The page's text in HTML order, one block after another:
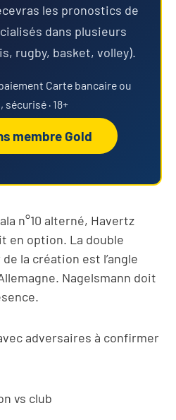
les pronostics de
dans plusieurs
rugby, basket, volley).
Carte bancaire ou
sécurisé · 18+
membre Gold
n°10 alterné, Havertz
en option. La double
la création est l’angle
Nagelsmann doit
adversaires à confirmer
vs club